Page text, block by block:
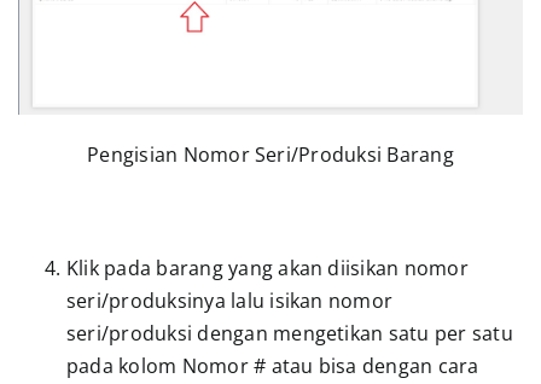
Pengisian Nomor Seri/Produksi Barang
Klik pada barang yang akan diisikan nomor
seri/produksinya lalu isikan nomor
seri/produksi dengan mengetikan satu per satu
pada kolom Nomor # atau bisa dengan cara